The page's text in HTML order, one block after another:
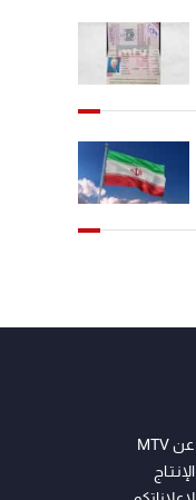
عن MTV
الإنـتـاج